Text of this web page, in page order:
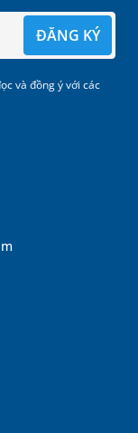
ĐĂNG KÝ
và đồng ý với các